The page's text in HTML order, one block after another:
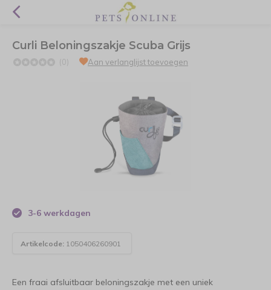
Curli Beloningszakje Scuba Grijs
(0) Aan verlanglijst toevoegen
3-6 werkdagen
Artikelcode: 1050406260901
Een fraai afsluitbaar beloningszakje met een uniek